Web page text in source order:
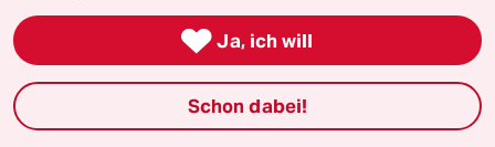
Themen
Niedrigwasser
 Ja, ich will
Schon dabei!